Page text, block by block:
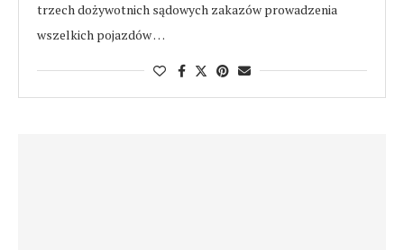
trzech dożywotnich sądowych zakazów prowadzenia
wszelkich pojazdów …